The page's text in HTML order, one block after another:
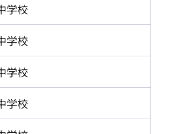
学校
学校
学校
学校